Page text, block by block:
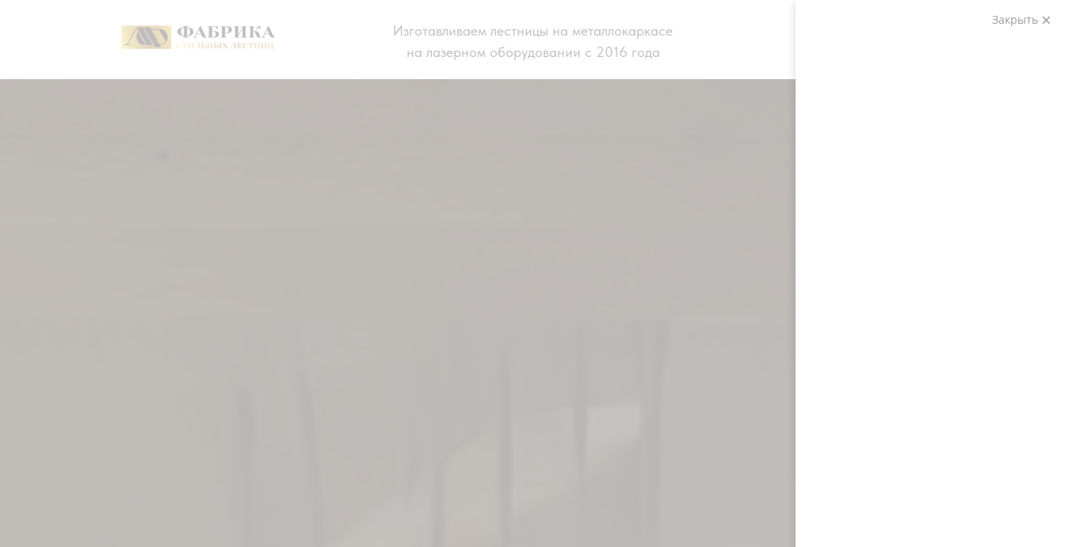
Изготавливаем лестницы на металлокаркасе
на лазерном оборудовании с 2016 года
Закрыть